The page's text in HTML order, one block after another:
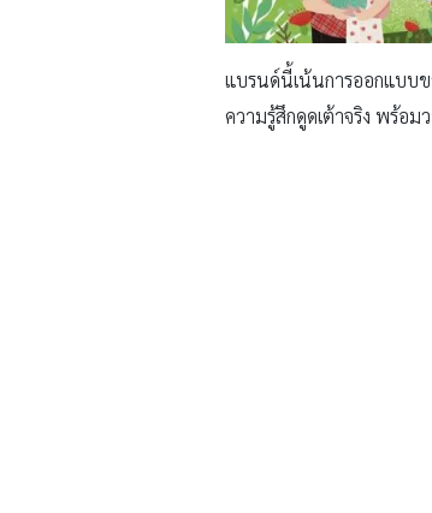
แบรนด์นี้เน้นการออกแบบ
ความรู้สึกดูดเต้าจริง พร้อม